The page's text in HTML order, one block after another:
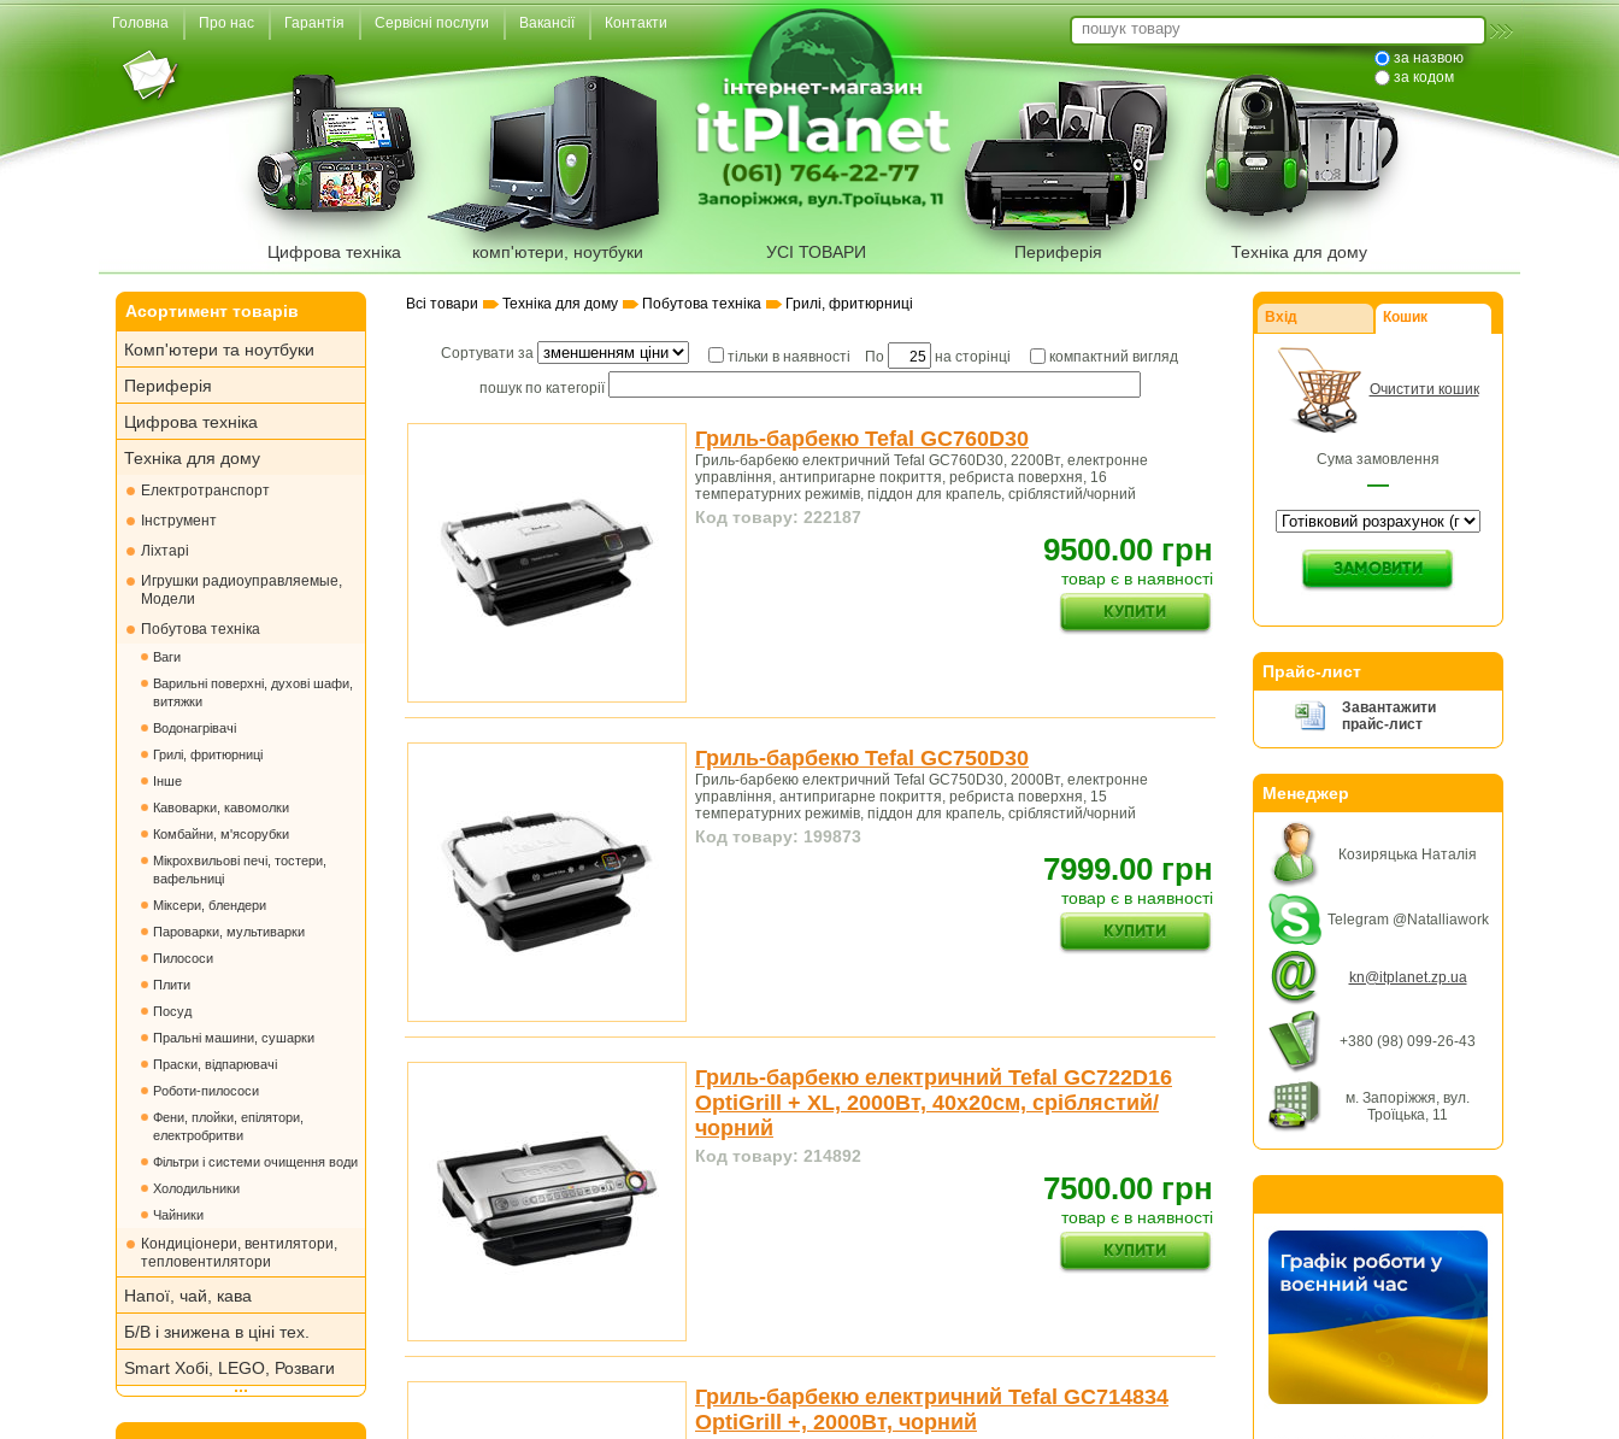
Головна Про нас Гарантія Сервісні послуги Вакансії Контакти
Цифрова техніка комп'ютери, ноутбуки УСІ ТОВАРИ Периферія Техніка для дому
за назвою
за кодом
Асортимент товарів
Комп'ютери та ноутбуки
Периферія
Цифрова техніка
Техніка для дому
Електротранспорт
Інструмент
Ліхтарі
Игрушки радиоуправляемые,
Модели
Побутова техніка
Ваги
Варильні поверхні, духові шафи,
витяжки
Водонагрівачі
Грилі, фритюрниці
Інше
Кавоварки, кавомолки
Комбайни, м'ясорубки
Мікрохвильові печі, тостери,
вафельниці
Міксери, блендери
Пароварки, мультиварки
Пилососи
Плити
Посуд
Пральні машини, сушарки
Праски, відпарювачі
Роботи-пилососи
Фени, плойки, епілятори,
електробритви
Фільтри і системи очищення води
Холодильники
Чайники
Кондиціонери, вентилятори,
тепловентилятори
Напої, чай, кава
Б/В і знижена в ціні тех.
Smart Хобі, LEGO, Розваги
Всі товари Техніка для дому Побутова техніка Грилі, фритюрниці
Сортувати за тільки в наявності По на сторінці
компактний вигляд
пошук по категорії
Гриль-барбекю Tefal GC760D30
Гриль-барбекю електричний Tefal GC760D30, 2200Вт, електронне
управління, антипригарне покриття, ребриста поверхня, 16
температурних режимів, піддон для крапель, сріблястий/чорний
Код товару: 222187
9500.00 грн
товар є в наявності
Гриль-барбекю Tefal GC750D30
Гриль-барбекю електричний Tefal GC750D30, 2000Вт, електронне
управління, антипригарне покриття, ребриста поверхня, 15
температурних режимів, піддон для крапель, сріблястий/чорний
Код товару: 199873
7999.00 грн
товар є в наявності
Гриль-барбекю електричний Tefal GC722D16
OptiGrill + XL, 2000Вт, 40х20см, сріблястий/
чорний
Код товару: 214892
7500.00 грн
товар є в наявності
Гриль-барбекю електричний Tefal GC714834
OptiGrill +, 2000Вт, чорний
Вхід Кошик
Очистити кошик
Сума замовлення
—
Прайс-лист
Завантажити
прайс-лист
Менеджер
Козиряцька Наталія
Telegram @Natalliawork
kn@itplanet.zp.ua
+380 (98) 099-26-43
м. Запоріжжя, вул.
Троїцька, 11